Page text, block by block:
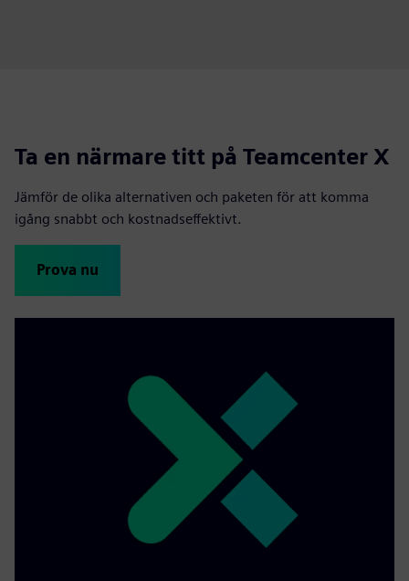
Ta en närmare titt på Teamcenter X
Jämför de olika alternativen och paketen för att komma
igång snabbt och kostnadseffektivt.
Prova nu